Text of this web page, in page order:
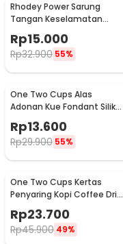
Rhodey Power Sarung
Tangan Keselamatan
EN388
Rp15.000
Rp32.900 55%
One Two Cups Alas
Adonan Kue Fondant Silikon
Baking Mat Anti Slip -
JJ3873
Rp13.600
Rp29.900 55%
One Two Cups Kertas
Penyaring Kopi Coffee Drip
Bag Paper Filter 50PCS -
T111
Rp23.700
Rp45.900 49%